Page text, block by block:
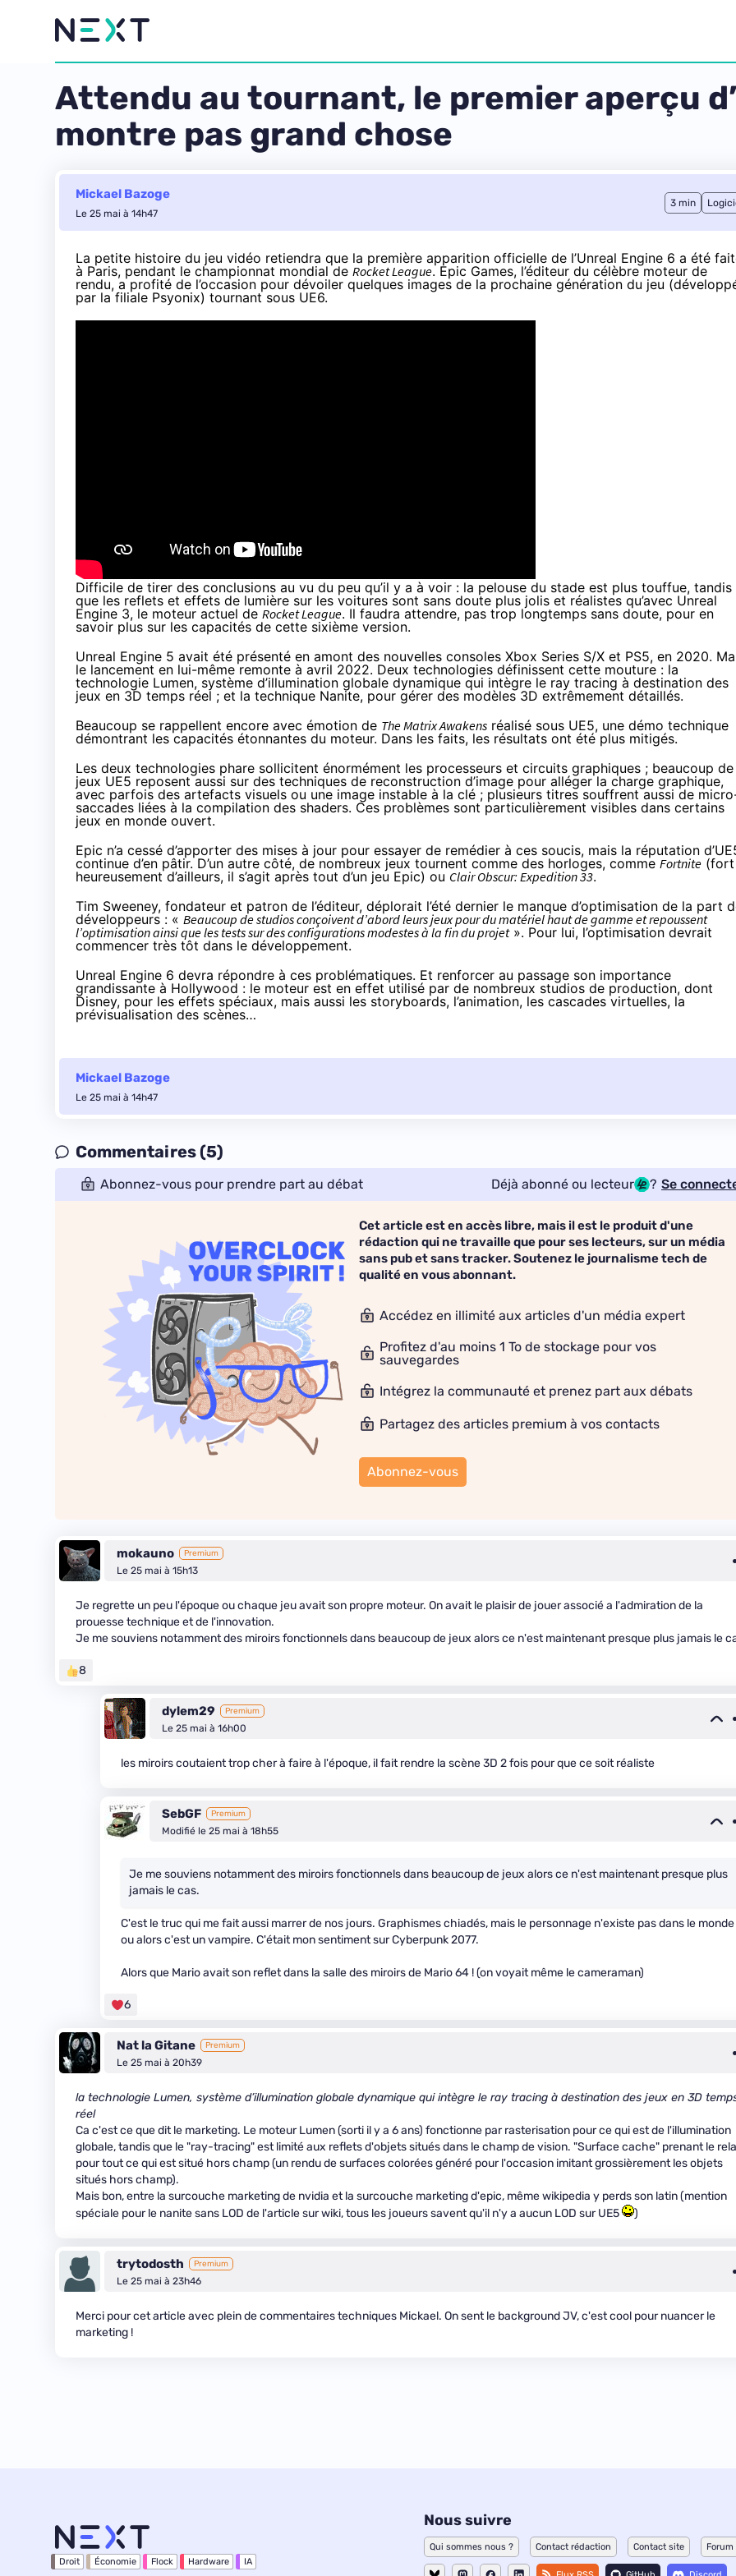
Attendu au tournant, le premier aperçu
montre pas grand chose
Mickael Bazoge
Le 25 mai à 14h47
3 min
La petite histoire du jeu vidéo retiendra que la première apparition officielle de l’Unreal Engine 6 a été
à Paris, pendant le championnat mondial de Rocket League. Epic Games, l’éditeur du célèbre moteur de
rendu, a profité de l’occasion pour dévoiler quelques images de la prochaine génération du jeu
par la filiale Psyonix) tournant sous UE6.
Difficile de tirer des conclusions au vu du peu qu’il y a à voir : la pelouse du stade est plus touffue, tandis
que les reflets et effets de lumière sur les voitures sont sans doute plus jolis et réalistes qu’avec Unreal
Engine 3, le moteur actuel de Rocket League. Il faudra attendre, pas trop longtemps sans doute, pour en
savoir plus sur les capacités de cette sixième version.
Unreal Engine 5 avait été présenté en amont des nouvelles consoles Xbox Series S/X et PS5, en 2020.
le lancement en lui-mêmeremonte à avril 2022. Deux technologies définissent cette mouture : la
technologie Lumen, système d’illumination globale dynamique qui intègre le ray tracing à destination des
jeux en 3D temps réel ; et la technique Nanite, pour gérer des modèles 3D extrêmement détaillés.
Beaucoup se rappellent encore avec émotion de The Matrix Awakens réalisé sous UE5, une démo technique
démontrant les capacités étonnantes du moteur. Dans les faits, les résultats ont été plus mitigés.
Les deux technologies phare sollicitent énormément les processeurs et circuits graphiques ; beaucoup de
jeux UE5 reposent aussi sur des techniques de reconstruction d’image pour alléger la charge graphique,
avec parfois des artefacts visuels ou une image instable à la clé ; plusieurs titres souffrent aussi de
saccades liées à la compilation des shaders. Ces problèmes sont particulièrement visibles dans certains
jeux en monde ouvert.
Epic n’a cessé d’apporter des mises à jour pour essayer de remédier à ces soucis, mais la réputation
continue d’en pâtir. D’un autre côté, de nombreux jeux tournent comme des horloges, comme Fortnite (fort
heureusement d’ailleurs, il s’agit après tout d’un jeu Epic) ou Clair Obscur: Expedition 33.
Tim Sweeney, fondateur et patron de l’éditeur, déplorait l’été dernier le manque d’optimisation de la part
développeurs : « Beaucoup de studios conçoivent d’abord leurs jeux pour du matériel haut de gamme et repoussent
l’optimisation ainsi que les tests sur des configurations modestes à la fin du projet». Pour lui, l’optimisation devrait
commencer très tôt dans le développement.
Unreal Engine 6 devra répondre à ces problématiques. Et renforcer au passage son importance
grandissante à Hollywood : le moteur est en effet utilisé par de nombreux studios de production, dont
Disney, pour les effets spéciaux, mais aussi les storyboards, l’animation, les cascades virtuelles, la
prévisualisation des scènes…
Mickael Bazoge
Le 25 mai à 14h47
Commentaires (5)
Abonnez-vous pour prendre part au débat Déjà abonné ou lecteur ? Se
Cet article est en accès libre, mais il est le produit d'une
rédaction qui ne travaille que pour ses lecteurs, sur un média
sans pub et sans tracker. Soutenez le journalisme tech de
qualité en vous abonnant.
Accédez en illimité aux articles d'un média expert
Profitez d'au moins 1 To de stockage pour vos
sauvegardes
Intégrez la communauté et prenez part aux débats
Partagez des articles premium à vos contacts
Abonnez-vous
mokauno Premium
Le 25 mai à 15h13
Je regrette un peu l'époque ou chaque jeu avait son propre moteur. On avait le plaisir de jouer associé a l'admiration de la
prouesse technique et de l'innovation.
Je me souviens notamment des miroirs fonctionnels dans beaucoup de jeux alors ce n'est maintenant presque plus jamais le
8
dylem29 Premium
Le 25 mai à 16h00
les miroirs coutaient trop cher à faire à l'époque, il fait rendre la scène 3D 2 fois pour que ce soit réaliste
SebGF Premium
Modifié le 25 mai à 18h55
Je me souviens notamment des miroirs fonctionnels dans beaucoup de jeux alors ce n'est maintenant presque plus
jamais le cas.
C'est le truc qui me fait aussi marrer de nos jours. Graphismes chiadés, mais le personnage n'existe pas dans le monde
ou alors c'est un vampire. C'était mon sentiment sur Cyberpunk 2077.
Alors que Mario avait son reflet dans la salle des miroirs de Mario 64 ! (on voyait même le cameraman)
6
Nat la Gitane Premium
Le 25 mai à 20h39
la technologie Lumen, système d’illumination globale dynamique qui intègre le ray tracing à destination des jeux en 3D
réel
Ca c'est ce que dit le marketing. Le moteur Lumen (sorti il y a 6 ans) fonctionne par rasterisation pour ce qui est de l'illumination
globale, tandis que le "ray-tracing" est limité aux reflets d'objets situés dans le champ de vision. "Surface cache" prenant le
pour tout ce qui est situé hors champ (un rendu de surfaces colorées généré pour l'occasion imitant grossièrement les objets
situés hors champ).
Mais bon, entre la surcouche marketing de nvidia et la surcouche marketing d'epic, même wikipedia y perds son latin (mention
spéciale pour le nanite sans LOD de l'article sur wiki, tous les joueurs savent qu'il n'y a aucun LOD sur UE5
)
trytodosth Premium
Le 25 mai à 23h46
Merci pour cet article avec plein de commentaires techniques Mickael. On sent le background JV, c'est cool pour nuancer le
marketing !
Droit Économie Flock Hardware IA
Nous suivre
Qui sommes nous ? Contact rédaction Contact site Forum